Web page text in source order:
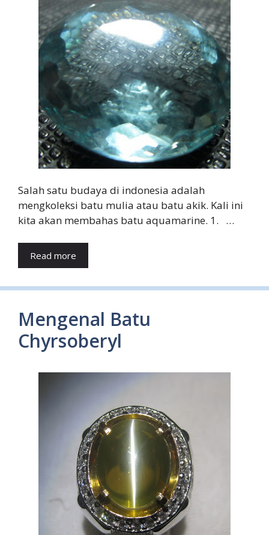
Salah satu budaya di indonesia adalah
mengkoleksi batu mulia atau batu akik. Kali ini
kita akan membahas batu aquamarine. 1. …
Read more
Mengenal Batu
Chyrsoberyl